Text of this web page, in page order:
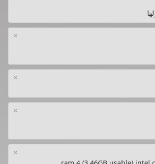
×
×
×
×